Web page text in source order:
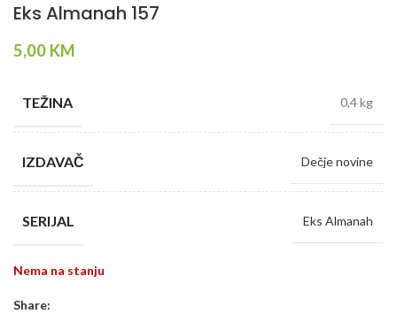
Eks Almanah 157
5,00 KM
TEŽINA 0,4 kg
IZDAVAČ Dečje novine
SERIJAL Eks Almanah
Nema na stanju
Share: